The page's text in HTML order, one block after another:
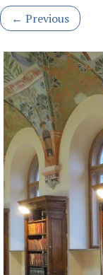
← Previous